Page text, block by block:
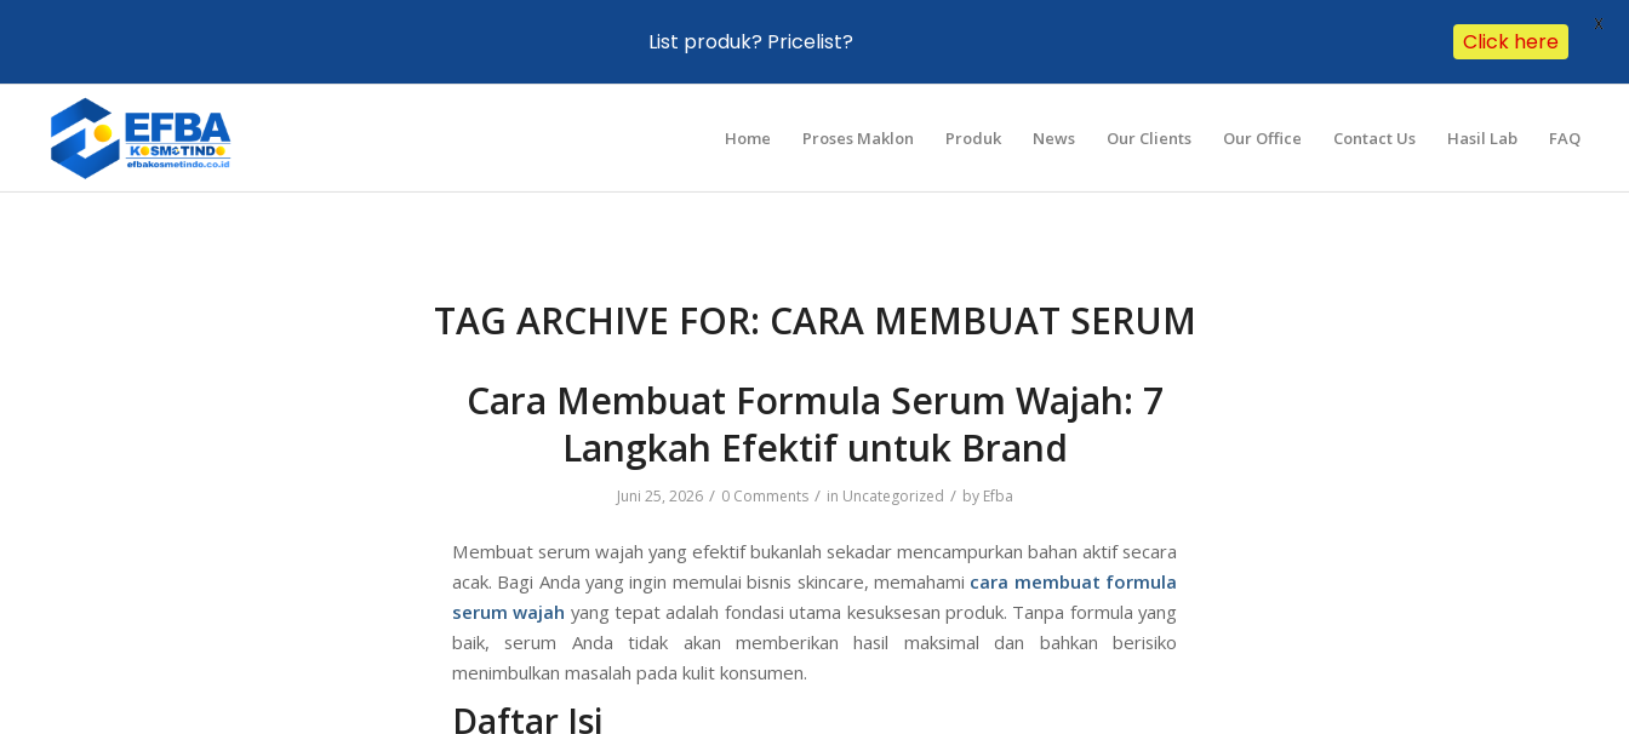
Home Proses Maklon Produk News Our Clients Our Office Contact Us Hasil Lab FAQ
TAG ARCHIVE FOR: CARA MEMBUAT SERUM
Cara Membuat Formula Serum Wajah: 7
Langkah Efektif untuk Brand
Juni 25, 2026 / 0 Comments / in Uncategorized / by Efba
Membuat serum wajah yang efektif bukanlah sekadar mencampurkan bahan aktif secara
acak. Bagi Anda yang ingin memulai bisnis skincare, memahami cara membuat formula
serum wajah yang tepat adalah fondasi utama kesuksesan produk. Tanpa formula yang
baik, serum Anda tidak akan memberikan hasil maksimal dan bahkan berisiko
menimbulkan masalah pada kulit konsumen.
Daftar Isi
List produk? Pricelist? Click here
X